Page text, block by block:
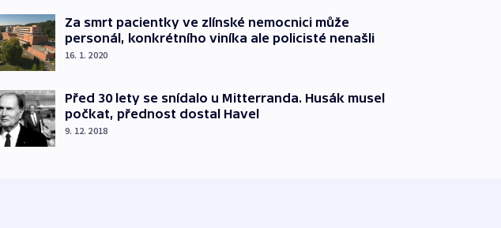
Za smrt pacientky ve zlínské nemocnici může
personál, konkrétního viníka ale policisté nenašli
16. 1. 2020
Před 30 lety se snídalo u Mitterranda. Husák musel
počkat, přednost dostal Havel
9. 12. 2018